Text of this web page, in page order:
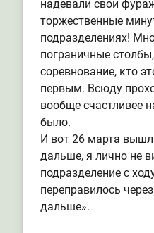
надевали свои
торжественные
подразделениях!
пограничные
соревнование, кто
первым. Всюду
вообще счастливее
было.
И вот 26 марта
дальше, я лично не
подразделение с
переправилось
дальше».